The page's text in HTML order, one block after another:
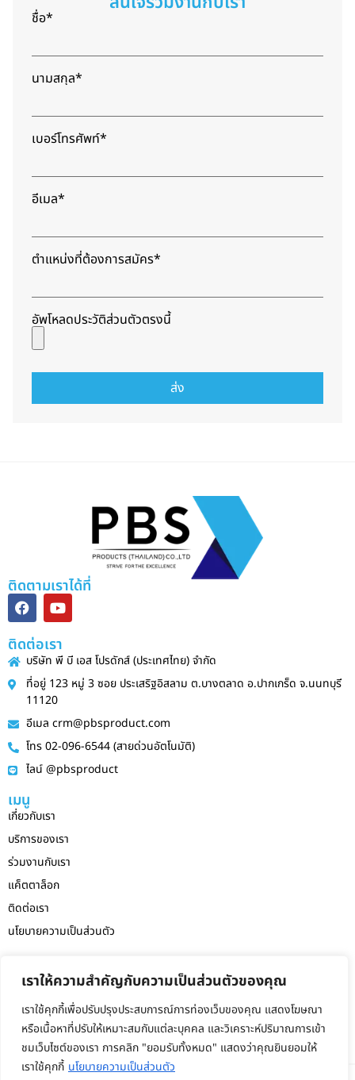
เราให้ความสำคัญกับความเป็นส่วนตัวของคุณ
เราใช้คุกกี้เพื่อปรับปรุงประสบการณ์การท่องเว็บของคุณ แสดงโฆษณา
หรือเนื้อหาที่ปรับให้เหมาะสมกับแต่ละบุคคล และวิเคราะห์ปริมาณการเข้า
ชมเว็บไซต์ของเรา การคลิก "ยอมรับทั้งหมด" แสดงว่าคุณยินยอมให้
เราใช้คุกกี้ นโยบายความเป็นส่วนตัว
ชื่อ*
นามสกุล*
เบอร์โทรศัพท์*
อีเมล*
ตำแหน่งที่ต้องการสมัคร*
อัพโหลดประวัติส่วนตัวตรงนี้
ส่ง
ติดตามเราได้ที่
ติดต่อเรา
บริษัท พี บี เอส โปรดักส์ (ประเทศไทย) จำกัด
ที่อยู่ 123 หมู่ 3 ซอย ประเสริฐอิสลาม ต.บางตลาด อ.ปากเกร็ด จ.นนทบุรี
11120
อีเมล crm@pbsproduct.com
โทร 02-096-6544 (สายด่วนอัตโนมัติ)
ไลน์ @pbsproduct
เมนู
เกี่ยวกับเรา
บริการของเรา
ร่วมงานกับเรา
แค็ตตาล็อก
ติดต่อเรา
นโยบายความเป็นส่วนตัว
สายด่วนฝ่ายบัญชี
090-983-6528 (AIS)
แจ้งเบาะแส ทุจริต ร้องเรียน
066-152-6244 (ลูกค้าสัมพันธ์)